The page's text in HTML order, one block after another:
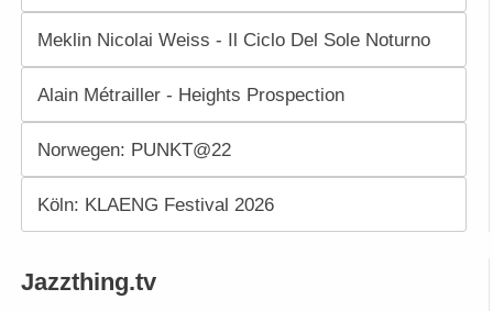
Meklin Nicolai Weiss - Il Ciclo Del Sole Noturno
Alain Métrailler - Heights Prospection
Norwegen: PUNKT@22
Köln: KLAENG Festival 2026
Jazzthing.tv